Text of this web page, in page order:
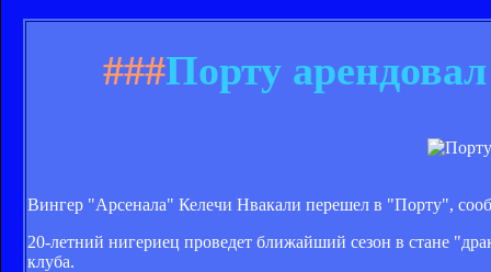
###Порту
Вингер "Арсенала" Келечи Нвакали перешел в "Порту",
20-летний нигериец проведет ближайший сезон в стане
клуба.